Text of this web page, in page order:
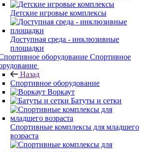
Детские игровые комплексы
Доступная среда - инклюзивные
площадки
Спортивное
Назад
Спортивное оборудование
Воркаут
Батуты и сетки
Спортивные комплексы для младшего
возраста